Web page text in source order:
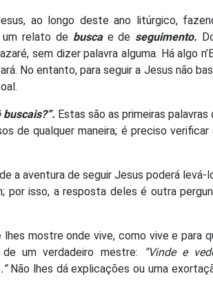
ao longo deste ano litúrgico,
um relato de busca e de seguimento.
sem dizer palavra alguma. Há algo
No entanto, para seguir a Jesus não
buscais?”. Estas são as primeiras palavras
de qualquer maneira; é preciso verificar
a aventura de seguir Jesus poderá levá-
por isso, a resposta deles é outra
lhes mostre onde vive, como vive e para
um verdadeiro mestre:
“Vinde e
Não lhes dá explicações ou uma